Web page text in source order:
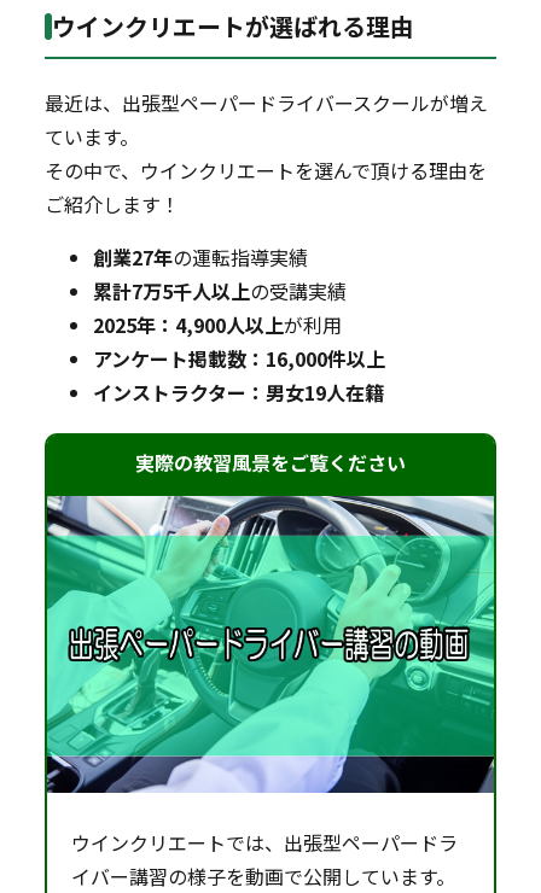
ウインクリエートが選ばれる理由
最近は、出張型ペーパードライバースクールが増え
ています。
その中で、ウインクリエートを選んで頂ける理由を
ご紹介します！
創業27年の運転指導実績
累計7万5千人以上の受講実績
2025年：4,900人以上が利用
アンケート掲載数：16,000件以上
インストラクター：男女19人在籍
実際の教習風景をご覧ください
ウインクリエートでは、出張型ペーパードラ
イバー講習の様子を動画で公開しています。